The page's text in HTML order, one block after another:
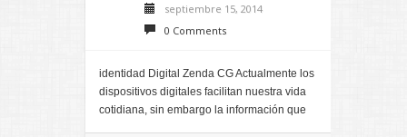
septiembre 15, 2014
0 Comments
identidad Digital Zenda CG Actualmente los
dispositivos digitales facilitan nuestra vida
cotidiana, sin embargo la información que